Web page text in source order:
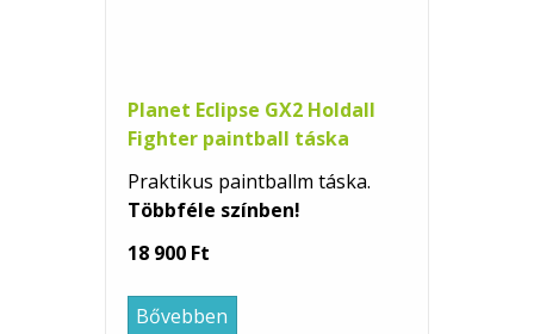
Planet Eclipse GX2 Holdall
Fighter paintball táska
Praktikus paintballm táska.
Többféle színben!
18 900 Ft
Bővebben